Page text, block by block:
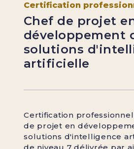
Certification
Chef de projet
développement
solutions
artificielle
Certification
de projet en
solutions d'intelligence